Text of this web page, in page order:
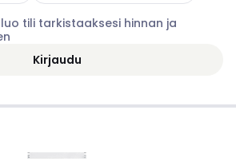
tili tarkistaaksesi hinnan ja
Kirjaudu